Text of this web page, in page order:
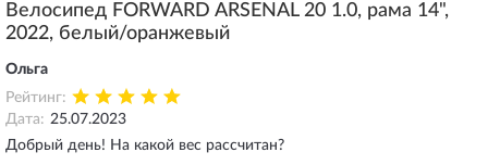
Велосипед FORWARD ARSENAL 20 1.0, рама 14",
2022, белый/оранжевый
Ольга
Рейтинг:
Дата: 25.07.2023
Добрый день! На какой вес рассчитан?